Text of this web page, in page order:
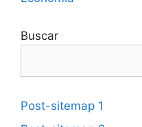
Buscar
Post-sitemap 1